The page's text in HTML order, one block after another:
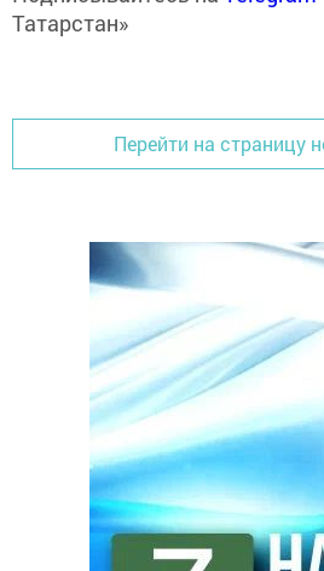
Татарстан»
Перейти на страницу